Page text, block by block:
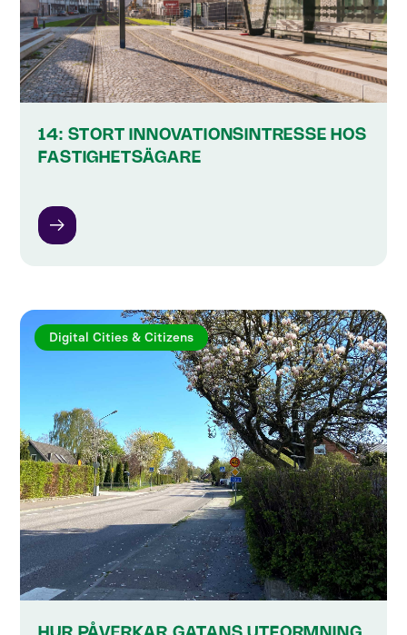
14: STORT INNOVATIONSINTRESSE HOS
FASTIGHETSÄGARE
Digital Cities & Citizens